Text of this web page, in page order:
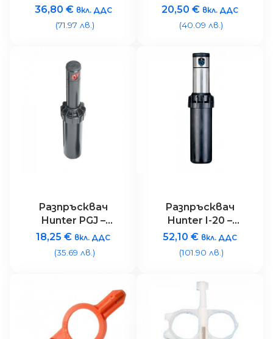
радуис (9,1-14,0
метра)
36,80 € вкл. ДДС
(71.97 лв.)
радуис (5,2-14,3
метра)
20,50 € вкл. ДДС
(40.09 лв.)
Рaзпръсквач
Hunter PGJ –
радуис (4.9 – 11.0
метра)
18,25€ вкл. ДДС
(35.69 лв.)
Разпръсквач
Hunter I-20 –
радуис (9,1-14,0
метра) + затв.
клапан + стебло
52,10 € вкл. ДДС
(101.90 лв.)